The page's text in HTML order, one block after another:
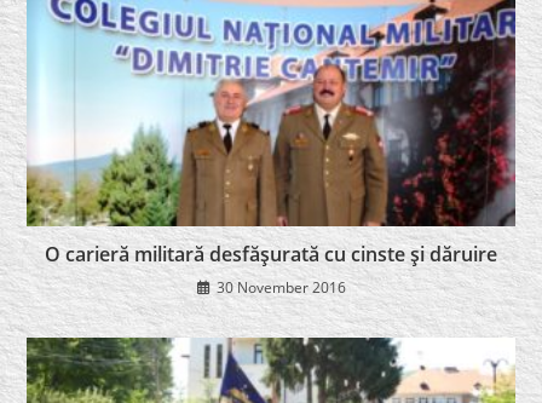
O carieră militară desfăşurată cu cinste şi dăruire
30 November 2016